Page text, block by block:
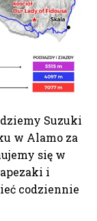
Suzuki
w Alamo za
się w
i
codziennie